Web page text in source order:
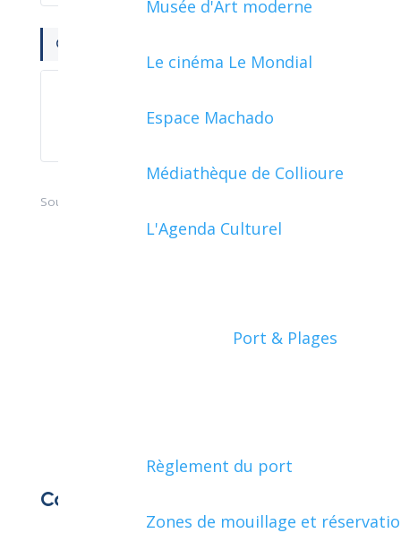
Musée d'Art moderne
Le cinéma Le Mondial
Espace Machado
Médiathèque de Collioure
L'Agenda Culturel
Port & Plages
Règlement du port
Zones de mouillage et
QUESTIONS ? RÉPONSES !
solidarité pour le logement (FSL) ?
Source :
Contact